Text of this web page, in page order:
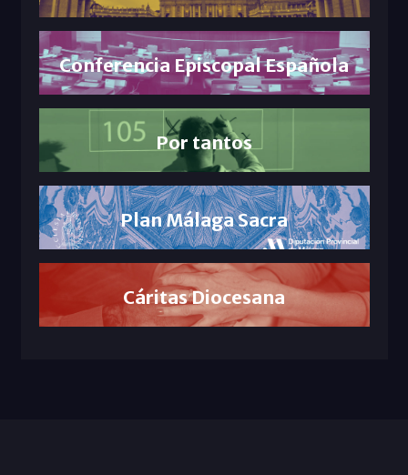
Conferencia Episcopal Española
Por tantos
Plan Málaga Sacra
Cáritas Diocesana